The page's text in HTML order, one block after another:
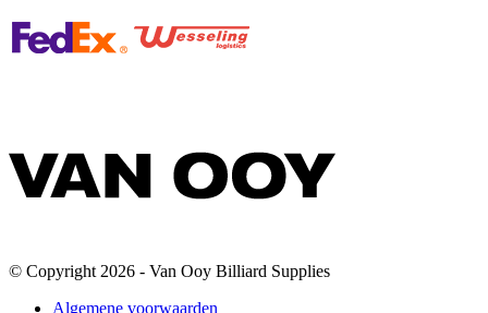
© Copyright 2026 - Van Ooy Billiard Supplies
Algemene voorwaarden